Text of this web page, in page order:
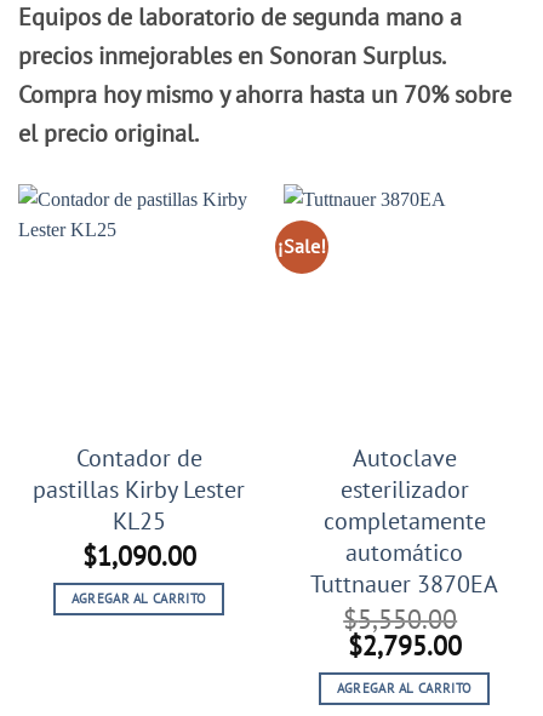
Equipos de laboratorio de segunda mano a
precios inmejorables en Sonoran Surplus.
Compra hoy mismo y ahorra hasta un 70% sobre
el precio original.
Contador de
pastillas Kirby Lester
KL25
$1,090.00
AGREGAR AL CARRITO
¡Sale!
Autoclave
esterilizador
completamente
automático
Tuttnauer 3870EA
$5,550.00
El
precio
original
$2,795.00El
precio
actual
AGREGAR AL CARRITO